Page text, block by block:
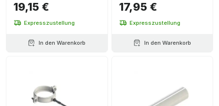
19,15 €
Expresszustellung
In den Warenkorb
17,95 €
Expresszustellung
In den Warenkorb